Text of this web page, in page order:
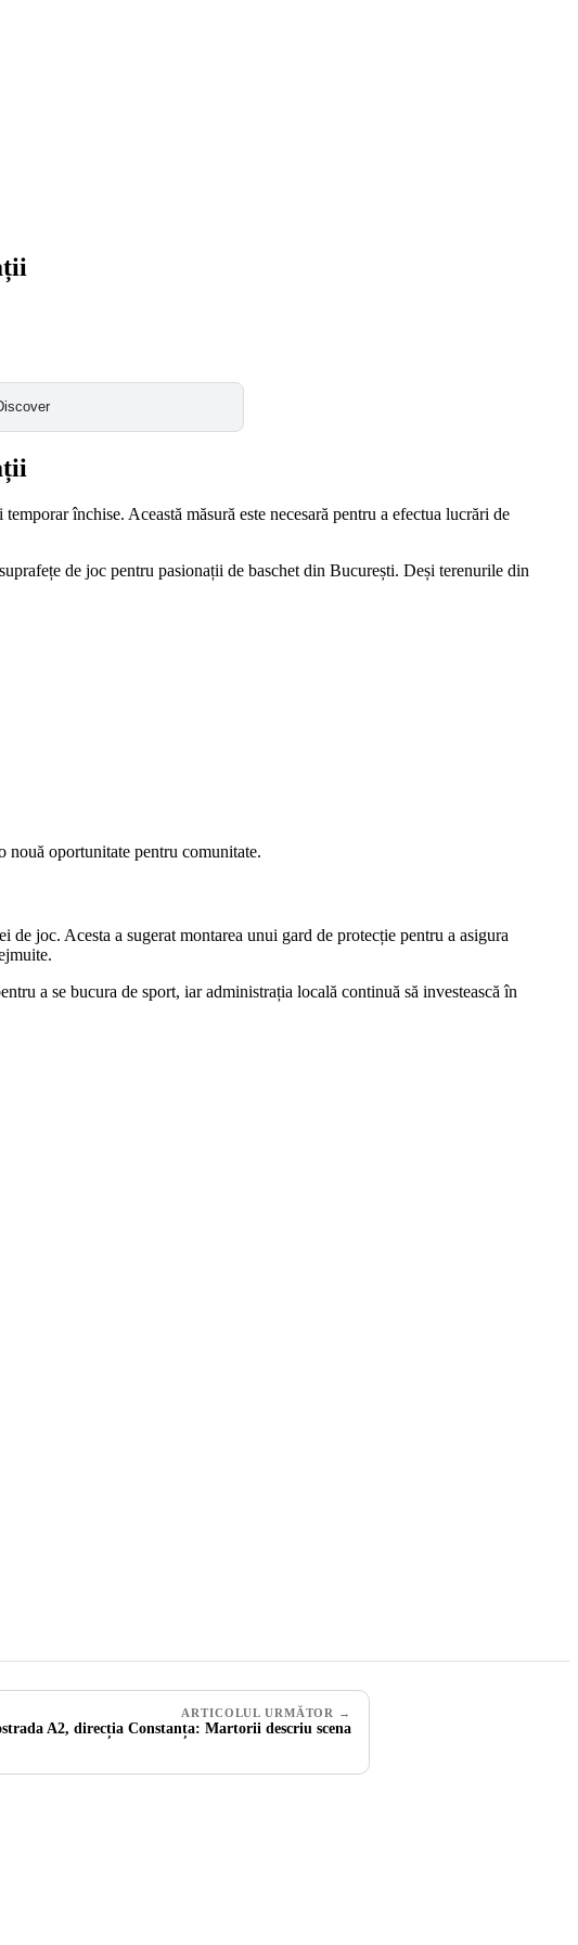
închise. Această măsură este necesară pentru a efectua lucrări de
de joc pentru pasionații de baschet din București. Deși terenurile din
nouă oportunitate pentru comunitate.
joc. Acesta a sugerat montarea unui gard de protecție pentru a asigura
a se bucura de sport, iar administrația locală continuă să investească în
ARTICOLUL URMĂTOR →
A2, direcția Constanța: Martorii descriu scena